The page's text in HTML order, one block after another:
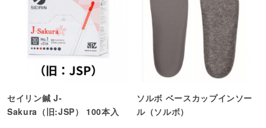
セイリン鍼 J-
Sakura（旧:JSP） 100本入
ソルボ ベースカップインソー
ル（ソルボ）